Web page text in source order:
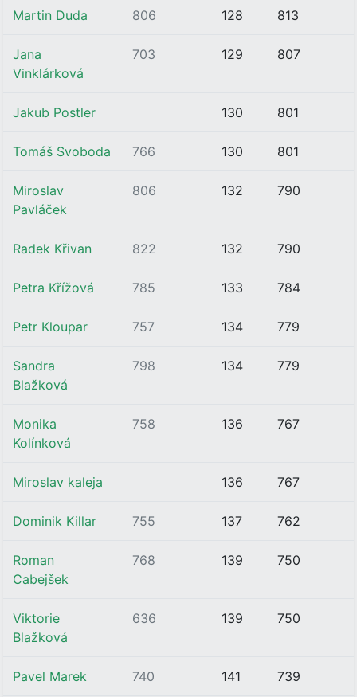
Martin Duda 806 128 813
Jana
Vinklárková
703 129 807
Jakub Postler 130 801
Tomáš Svoboda 766 130 801
Miroslav
Pavláček
806 132 790
Radek Křivan 822 132 790
Petra Křížová 785 133 784
Petr Kloupar 757 134 779
Sandra
Blažková
798 134 779
Monika
Kolínková
758 136 767
Miroslav kaleja 136 767
Dominik Killar 755 137 762
Roman
Cabejšek
768 139 750
Viktorie
Blažková
636 139 750
Pavel Marek 740 141 739